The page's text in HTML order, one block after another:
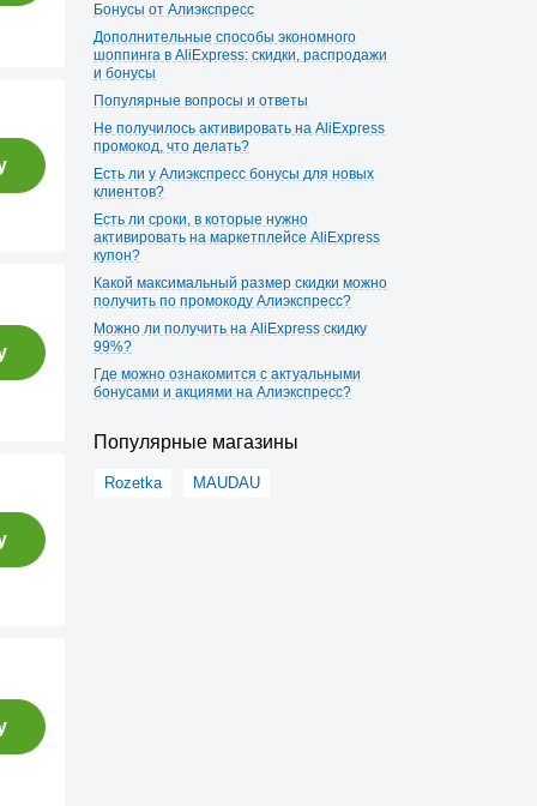
Бонусы от Алиэкспресс
Дополнительные способы экономного
шоппинга в AliExpress: скидки, распродажи
и бонусы
Популярные вопросы и ответы
Не получилось активировать на AliExpress
промокод, что делать?
Есть ли у Алиэкспресс бонусы для новых
клиентов?
Есть ли сроки, в которые нужно
активировать на маркетплейсе AliExpress
купон?
Какой максимальный размер скидки можно
получить по промокоду Алиэкспресс?
Можно ли получить на AliExpress скидку
99%?
Где можно ознакомится с актуальными
бонусами и акциями на Алиэкспресс?
Популярные магазины
Rozetka MAUDAU